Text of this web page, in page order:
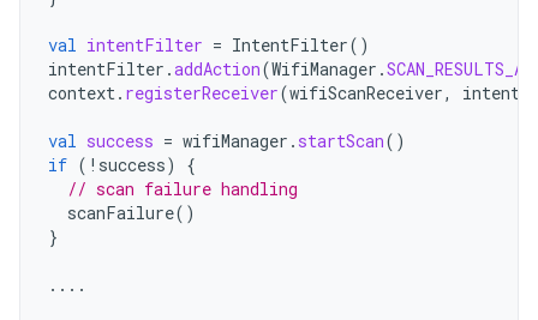
val intentFilter = IntentFilter()
intentFilter .addAction(WifiManager .
context. registerReceiver(wifiScanReceiver,
val success = wifiManager . startScan()
if ( ! success)
{
// scan failure handling
scanFailure()
}
....